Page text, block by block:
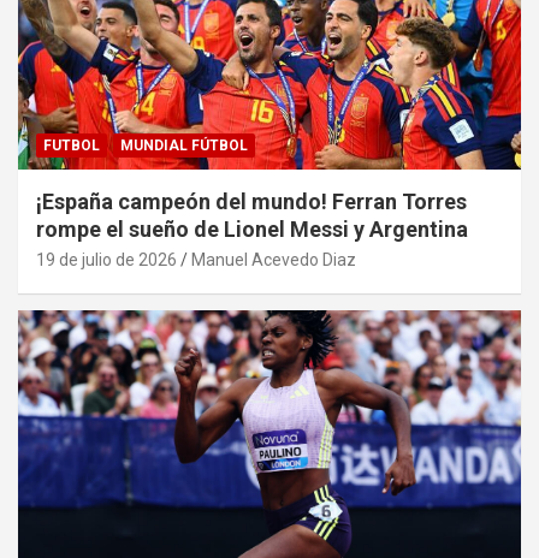
FUTBOL MUNDIAL FÚTBOL
¡España campeón del mundo! Ferran Torres
rompe el sueño de Lionel Messi y Argentina
19 de julio de 2026 Manuel Acevedo Diaz